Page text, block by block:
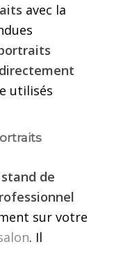
avec la
utilisés
stand de
sur votre
. Il